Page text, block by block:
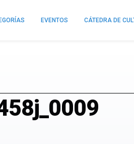
EVENTOS CÁTEDRA DE